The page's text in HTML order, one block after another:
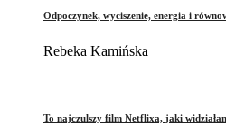
Odpoczynek, wyciszenie, energia i
Rebeka Kamińska
To najczulszy film Netflixa, jaki